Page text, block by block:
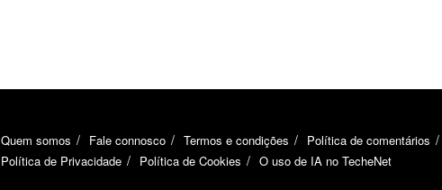
Quem somos Fale connosco Termos e condições
Política de comentários
Política de Privacidade
Política de Cookies O uso de IA no TecheNet